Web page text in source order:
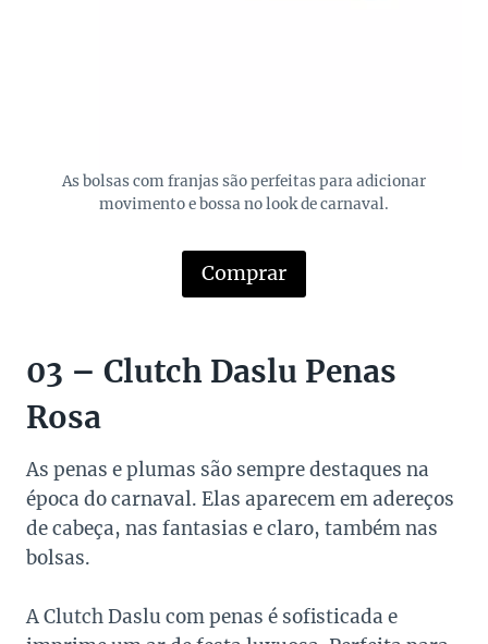
As bolsas com franjas são perfeitas para adicionar
movimento e bossa no look de carnaval.
Comprar
03 – Clutch Daslu Penas
Rosa
As penas e plumas são sempre destaques na
época do carnaval. Elas aparecem em adereços
de cabeça, nas fantasias e claro, também nas
bolsas.
A Clutch Daslu com penas é sofisticada e